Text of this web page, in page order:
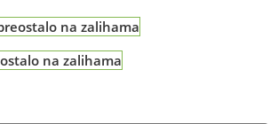
na zalihama
na zalihama